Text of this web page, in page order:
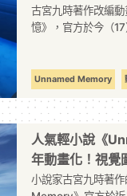
古宮九時著作改編
憶》，官方於今（
Unnamed Memory
人氣輕小說《
年動畫化！視覺
小說家古宮九時著